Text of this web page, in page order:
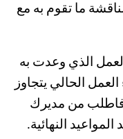
ما تقوم به مع
الذي وعدت به
الحالي يتجاوز
فاطلب من مديرك
النهائية.